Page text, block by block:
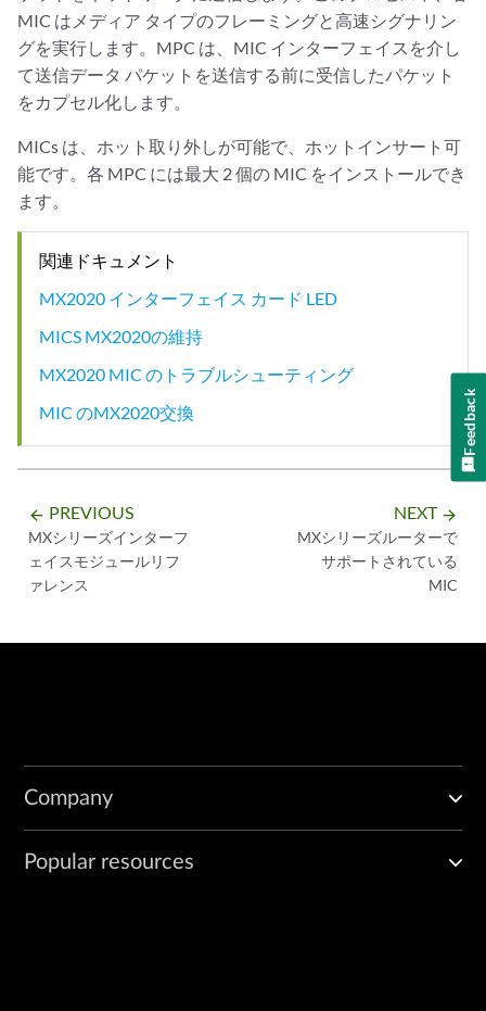
MIC はメディア タイプのフレーミングと高速シグナリン
グを実行します。MPC は、MIC インターフェイスを介し
て送信データ パケットを送信する前に受信したパケット
をカプセル化します。
MICs は、ホット取り外しが可能で、ホットインサート可
能です。各 MPC には最大 2 個の MIC をインストールでき
ます。
関連ドキュメント
MX2020 インターフェイス カード LED
MICS MX2020の維持
MX2020 MIC のトラブルシューティング
MIC のMX2020交換
arrow_backward PREVIOUS
MXシリーズインターフ
ェイスモジュールリフ
ァレンス
NEXT arrow_forward
MXシリーズルーターで
サポートされている
MIC
Company
Popular resources
Feedback